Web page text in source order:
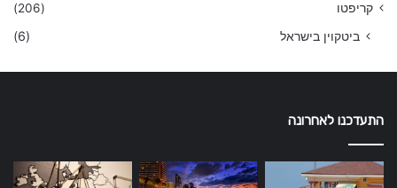
קריפטו
(206)
ביטקוין בישראל (6)
התעדכנו לאחרונה